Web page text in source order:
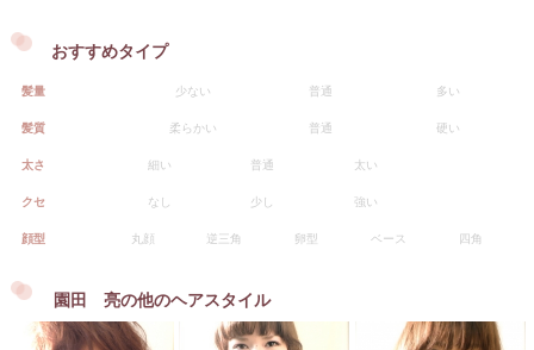
おすすめタイプ
髪量 少ない 普通 多い
髪質 柔らかい 普通 硬い
太さ 細い 普通 太い
クセ なし 少し 強い
顔型 丸顔 逆三角 卵型 ベース 四角
園田 亮の他のヘアスタイル